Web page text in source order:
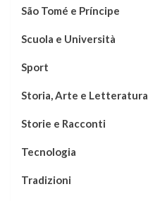
São Tomé e Príncipe
Scuola e Università
Sport
Storia, Arte e Letteratura
Storie e Racconti
Tecnologia
Tradizioni